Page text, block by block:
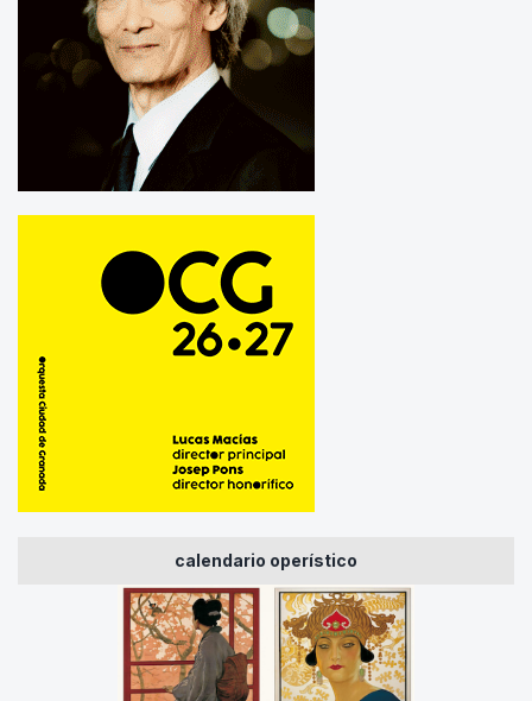
calendario operístico